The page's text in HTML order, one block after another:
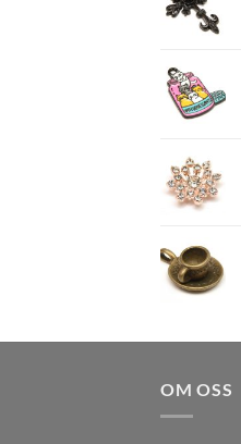
OM OSS